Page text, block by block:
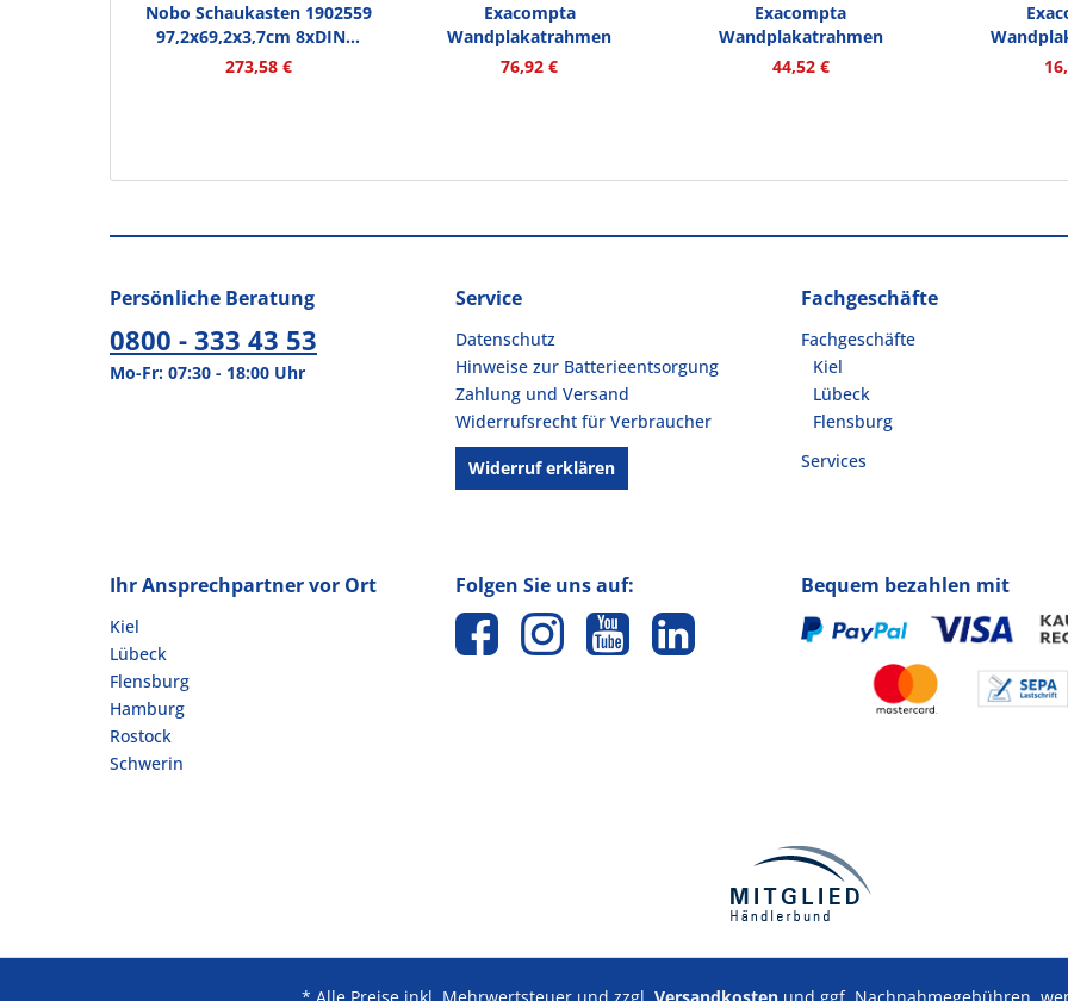
Nobo Schaukasten 1902559
97,2x69,2x3,7cm 8xDIN...
273,58 €
Exacompta
Wandplakatrahmen
8194358D A1...
76,92 €
Exacompta
Wandplakatrahmen
8294358D A2...
44,52 €
Persönliche Beratung
0800 - 333 43 53
Mo-Fr: 07:30 - 18:00 Uhr
Service
Datenschutz
Hinweise zur Batterieentsorgung
Zahlung und Versand
Widerrufsrecht für Verbraucher
Widerruf erklären
Fachgeschäfte
Fachgeschäfte
Kiel
Lübeck
Flensburg
Services
Ihr Ansprechpartner vor Ort
Kiel
Lübeck
Flensburg
Hamburg
Rostock
Schwerin
Folgen Sie uns auf: Bequem bezahlen mit